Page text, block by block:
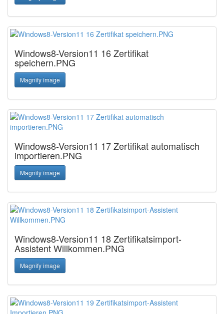
Windows8-Version11 16 Zertifikat
speichern.PNG
Magnify image
Windows8-Version11 17 Zertifikat automatisch
importieren.PNG
Magnify image
Windows8-Version11 18 Zertifikatsimport-
Assistent Willkommen.PNG
Magnify image